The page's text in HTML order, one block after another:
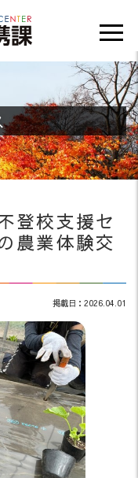
登校支援セ
農業体験交
掲載日：2026.04.01